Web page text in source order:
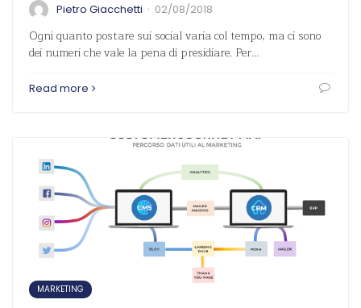
Pietro Giacchetti · 02/08/2018
Ogni quanto postare sui social varia col tempo, ma ci sono
dei numeri che vale la pena di presidiare. Per…
Read more
MARKETING